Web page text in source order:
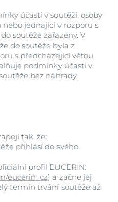
účasti v soutěži, osoby
jednající v rozporu s
soutěže zařazeny. V
do soutěže byla z
s předcházející větou
podmínky účasti v
bez náhrady
tak, že:
přihlásí do svého
profil EUCERIN:
eucerin_cz) a začne jej
termín trvání soutěže až